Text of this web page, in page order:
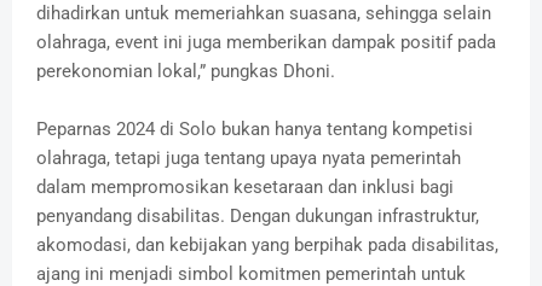
dihadirkan untuk memeriahkan suasana, sehingga selain
olahraga, event ini juga memberikan dampak positif pada
perekonomian lokal,” pungkas Dhoni.
Peparnas 2024 di Solo bukan hanya tentang kompetisi
olahraga, tetapi juga tentang upaya nyata pemerintah
dalam mempromosikan kesetaraan dan inklusi bagi
penyandang disabilitas. Dengan dukungan infrastruktur,
akomodasi, dan kebijakan yang berpihak pada disabilitas,
ajang ini menjadi simbol komitmen pemerintah untuk